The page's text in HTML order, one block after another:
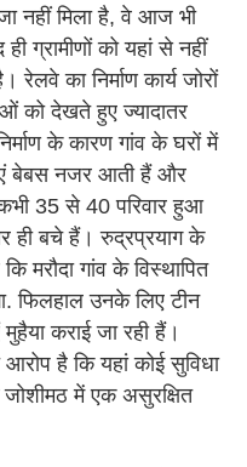
नहीं मिला है, वे आज भी
ग्रामीणों को यहां से नहीं
रेलवे का निर्माण कार्य जोरों
को देखते हुए ज्यादातर
के कारण गांव के घरों में
बेबस नजर आती हैं और
कभी 35 से 40 परिवार हुआ
ही बचे हैं। रुद्रप्रयाग के
मरौदा गांव के विस्थापित
फिलहाल उनके लिए टीन
कराई जा रही हैं।
है कि यहां कोई सुविधा
में एक असुरक्षित